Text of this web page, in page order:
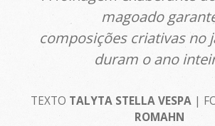
magoado
composições criativas no
duram o ano
TEXTO TALYTA STELLA VESPA|
ROMAHN